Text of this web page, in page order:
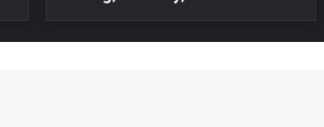
meer in actie